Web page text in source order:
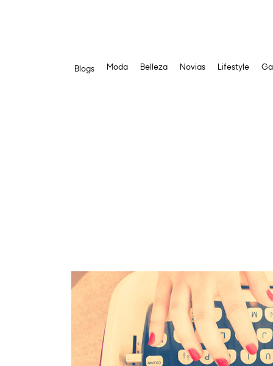
Blogs Moda Belleza Novias Lifestyle